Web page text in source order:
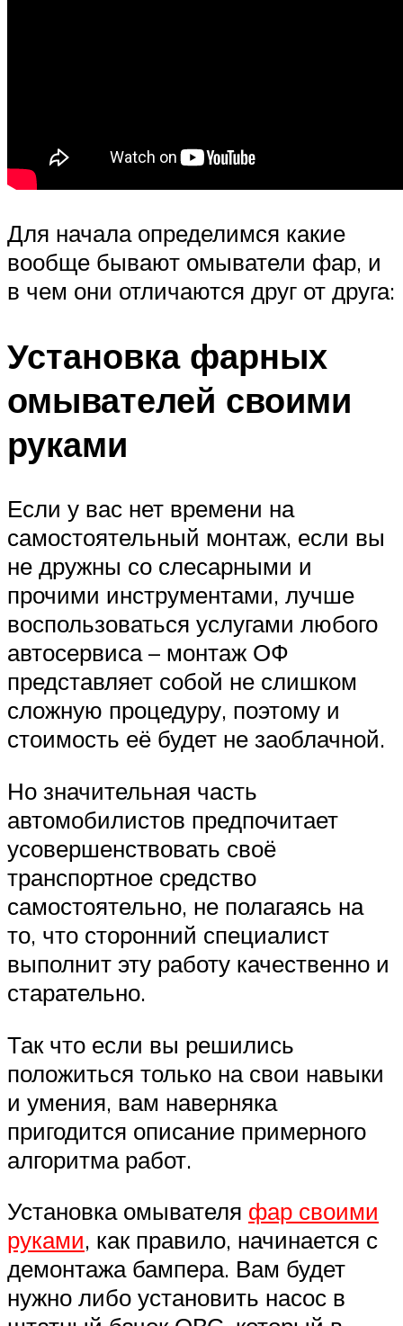
Для начала определимся какие
вообще бывают омыватели фар, и
в чем они отличаются друг от друга:
Установка фарных
омывателей своими
руками
Если у вас нет времени на
самостоятельный монтаж, если вы
не дружны со слесарными и
прочими инструментами, лучше
воспользоваться услугами любого
автосервиса – монтаж ОФ
представляет собой не слишком
сложную процедуру, поэтому и
стоимость её будет не заоблачной.
Но значительная часть
автомобилистов предпочитает
усовершенствовать своё
транспортное средство
самостоятельно, не полагаясь на
то, что сторонний специалист
выполнит эту работу качественно и
старательно.
Так что если вы решились
положиться только на свои навыки
и умения, вам наверняка
пригодится описание примерного
алгоритма работ.
Установка омывателя фар своими
руками, как правило, начинается с
демонтажа бампера. Вам будет
нужно либо установить насос в